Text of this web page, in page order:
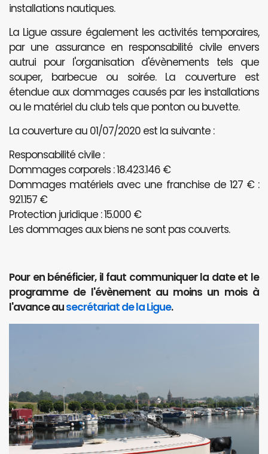
installations nautiques.
La Ligue assure également les activités temporaires,
par une assurance en responsabilité civile envers
autrui pour l'organisation d'évènements tels que
souper, barbecue ou soirée. La couverture est
étendue aux dommages causés par les installations
ou le matériel du club tels que ponton ou buvette.
La couverture au 01/07/2020 est la suivante :
Responsabilité civile :
Dommages corporels : 18.423.146 €
Dommages matériels avec une franchise de 127 € :
921.157 €
Protection juridique : 15.000 €
Les dommages aux biens ne sont pas couverts.
Pour en bénéficier, il faut communiquer la date et le
programme de l'évènement au moins un mois à
l'avance ausecrétariat de la Ligue.